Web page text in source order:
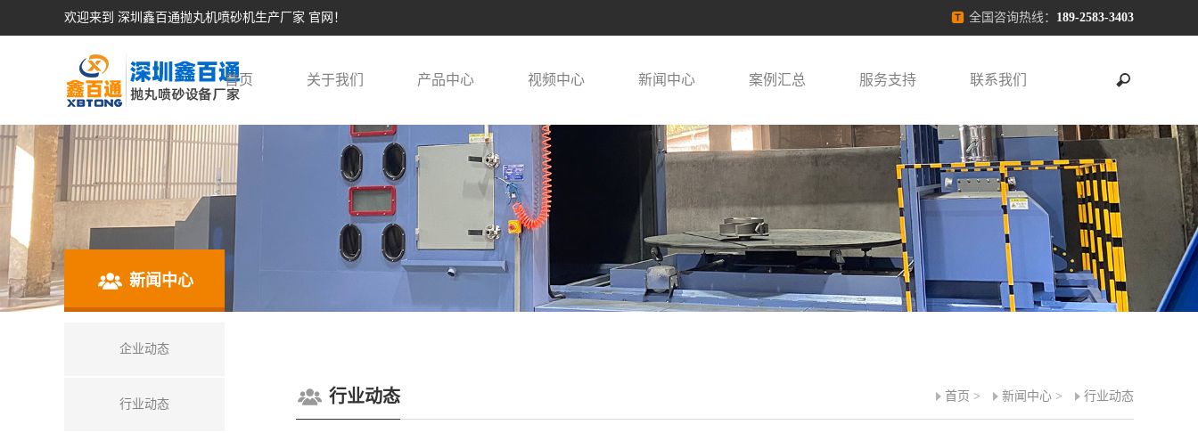
欢迎来到 深圳鑫百通抛丸机喷砂机生产厂家 官网！ 全国咨询热线： 189-2583-3403
首页 关于我们 产品中心 视频中心 新闻中心 案例汇总 服务支持 联系我们
新闻中心
企业动态
行业动态 行业动态 首页 > 新闻中心 > 行业动态